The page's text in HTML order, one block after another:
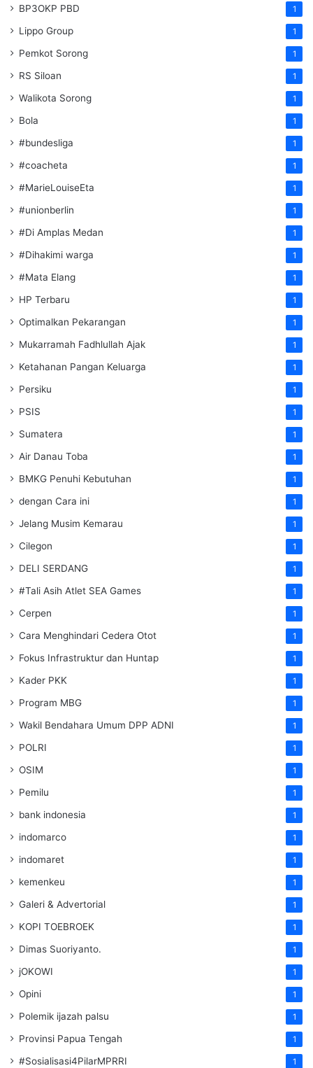
BP3OKP PBD 1
Lippo Group 1
Pemkot Sorong 1
RS Siloan 1
Walikota Sorong 1
Bola 1
#bundesliga 1
#coacheta 1
#MarieLouiseEta 1
#unionberlin 1
#Di Amplas Medan 1
#Dihakimi warga 1
#Mata Elang 1
HP Terbaru 1
Optimalkan Pekarangan 1
Mukarramah Fadhlullah Ajak 1
Ketahanan Pangan Keluarga 1
Persiku 1
PSIS 1
Sumatera 1
Air Danau Toba 1
BMKG Penuhi Kebutuhan 1
dengan Cara ini 1
Jelang Musim Kemarau 1
Cilegon 1
DELI SERDANG 1
#Tali Asih Atlet SEA Games 1
Cerpen 1
Cara Menghindari Cedera Otot 1
Fokus Infrastruktur dan Huntap 1
Kader PKK 1
Program MBG 1
Wakil Bendahara Umum DPP ADNI 1
POLRI 1
OSIM 1
Pemilu 1
bank indonesia 1
indomarco 1
indomaret 1
kemenkeu 1
Galeri & Advertorial 1
KOPI TOEBROEK 1
Dimas Suoriyanto. 1
jOKOWI 1
Opini 1
Polemik ijazah palsu 1
Provinsi Papua Tengah 1
#Sosialisasi4PilarMPRRI 1